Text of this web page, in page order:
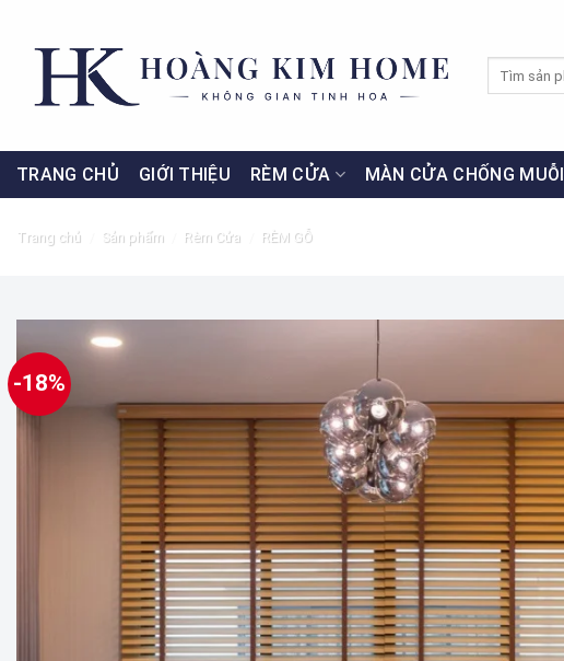
TRANG CHỦ GIỚI THIỆU RÈM CỬA MÀN CỬA CHỐNG MUỖI
Trang chủ Sản phẩm Rèm Cửa RÈM GỖ
-18%